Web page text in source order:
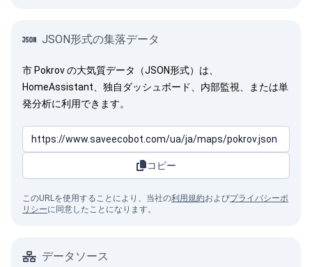
JSON形式の集落データ
市 Pokrov の大気質データ（JSON形式）は、
HomeAssistant、独自ダッシュボード、内部監視、または単
発分析に利用できます。
コピー
このURLを使用することにより、当社の利用規約およびプライバシーポ
リシーに同意したことになります。
データソース